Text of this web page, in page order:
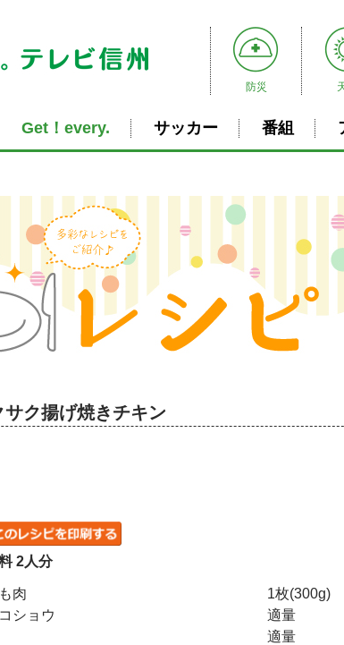
防災
Get！every. サッカー 番組
ク揚げ焼きチキン
2人分
肉
1枚(300g)
ショウ
適量
適量